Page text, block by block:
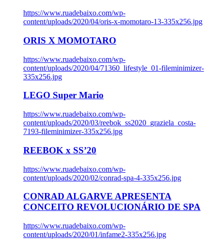
https://www.ruadebaixo.com/wp-
content/uploads/2020/04/oris-x-momotaro-13-335x256.jpg
ORIS X MOMOTARO
https://www.ruadebaixo.com/wp-
content/uploads/2020/04/71360_lifestyle_01-fileminimizer-
335x256.jpg
LEGO Super Mario
https://www.ruadebaixo.com/wp-
content/uploads/2020/03/reebok_ss2020_graziela_costa-
7193-fileminimizer-335x256.jpg
REEBOK x SS’20
https://www.ruadebaixo.com/wp-
content/uploads/2020/02/conrad-spa-4-335x256.jpg
CONRAD ALGARVE APRESENTA
CONCEITO REVOLUCIONÁRIO DE SPA
https://www.ruadebaixo.com/wp-
content/uploads/2020/01/infame2-335x256.jpg